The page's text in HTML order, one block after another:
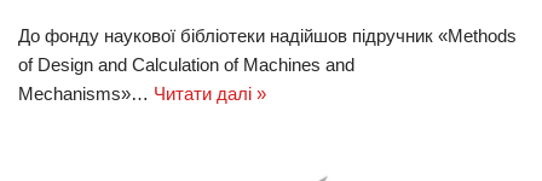
До фонду наукової бібліотеки надійшов підручник «Methods
of Design and Calculation of Machines and
Mechanisms»… Читати далі »